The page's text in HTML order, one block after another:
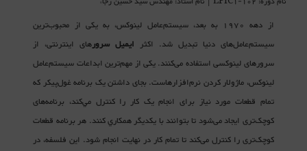
از دهه 1970 به بعد، سیستم‌عامل لینوکس، به یکی از محبوب‌ترین
سیستم‌عامل‌های دنیا تبدیل شد. اکثرايميل‌ سرورهای اینترنتی، از
سرورهای لینوکسی استفاده می‌کنند. یکی از مهم‌ترین ابداعات سیستم‌عامل
لینوکس، ماژولار کردن نرم‌افزارهاست. بجای داشتن یک برنامه غول‌پیکر که
تمام قطعات مورد نیاز برای انجام یک کار را كنترل مي‌كند، برنامه‌های
کوچک‌تری ایجاد می‌شود تا بتوانند با یکدیگر همکاري کنند. هر برنامه قطعات
کوچک‌تری را کنترل می‌کند تا تمام کار در نهایت انجام شود. این فلسفه، در